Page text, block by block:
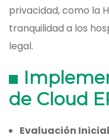
privacidad, como la
tranquilidad a los
legal.
de Cloud
Evaluación Inicial